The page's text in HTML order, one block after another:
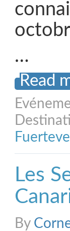
…
Read
Les
By